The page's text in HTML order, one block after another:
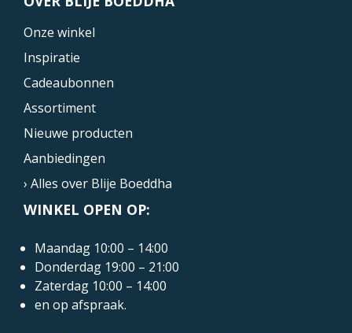
Onze winkel
Inspiratie
Cadeaubonnen
Assortiment
Nieuwe producten
Aanbiedingen
› Alles over Blije Boeddha
WINKEL OPEN OP:
Maandag 10:00 – 14:00
Donderdag 19:00 – 21:00
Zaterdag 10:00 – 14:00
en op afspraak.